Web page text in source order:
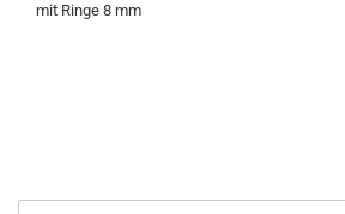
mit Ringe 8 mm